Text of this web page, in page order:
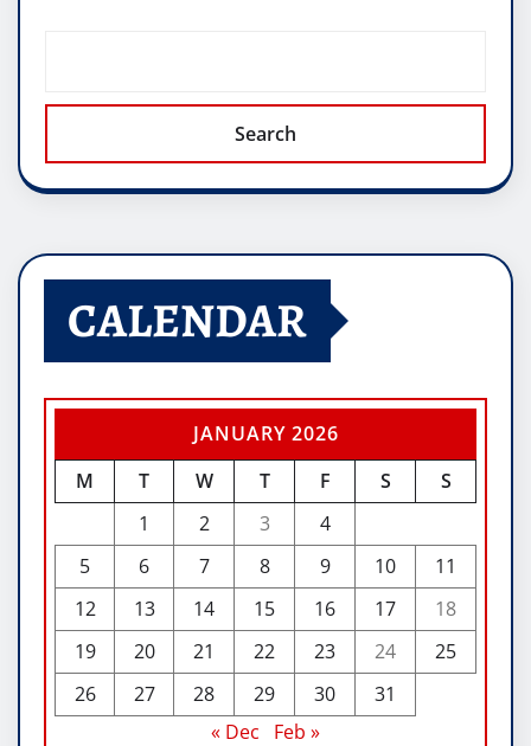
Search
CALENDAR
JANUARY 2026
M
T W T F S
S
1
2 3
4
5
6 7 8 9 10
11
12
13 14 15 16 17
18
19
20 21 22 23 24
25
26
27 28 29 30
31
« Dec
Feb »